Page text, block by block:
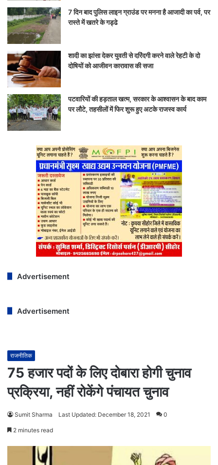
7 दिन बाद पुलिस लाइन ग्राउंड पर मनना है आजादी का पर्व, पर
रास्ते में खतरे के गड्ढे
शादी का झांसा देकर युवती से दरिंदगी करने वाले रेहटी के दो
दोषियों को आजीवन कारावास की सजा
पटवारियों की हड़ताल खत्म, सरकार के आश्वासन के बाद काम
पर लौटे, तहसीलों में फिर शुरू हुए अटके राजस्व कार्य
Advertisement
Advertisement